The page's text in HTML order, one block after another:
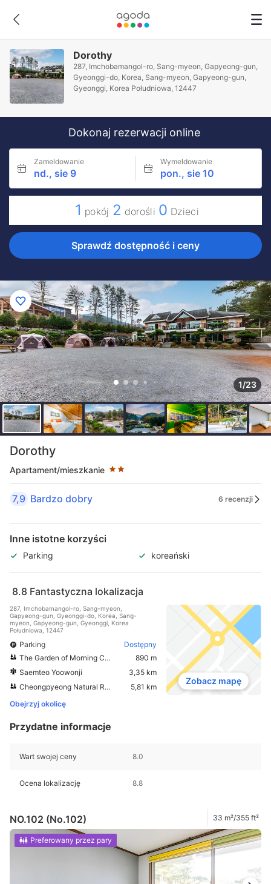
Dorothy
287, Imchobamangol-ro, Sang-myeon, Gapyeong-gun,
Gyeonggi-do, Korea, Sang-myeon, Gapyeong-gun,
Gyeonggi, Korea Południowa, 12447
Dokonaj rezerwacji online
Zameldowanie
nd., sie 9
Wymeldowanie
pon., sie 10
1 pokój 2 dorośli 0 Dzieci
Sprawdź dostępność i ceny
1/23
Dorothy
Apartament/mieszkanie
Liczba gwiazdek: 2
7,9 Bardzo dobry 6 recenzji
Inne istotne korzyści
Parking koreański
8.8 Fantastyczna lokalizacja
287, Imchobamangol-ro, Sang-myeon,
Gapyeong-gun, Gyeonggi-do, Korea, Sang-
myeon, Gapyeong-gun, Gyeonggi, Korea
Południowa, 12447
Parking
Dostępny
The Garden of Morning Calm
890 m
Saemteo Yoowonji
3,35 km
Cheongpyeong Natural Recreational Forest
5,81 km
Obejrzyj okolicę
Zobacz mapę
Przydatne informacje
Wart swojej ceny 8.0
Ocena lokalizację 8.8
NO.102 (No.102) 33 m²/355 ft²
Preferowany przez pary